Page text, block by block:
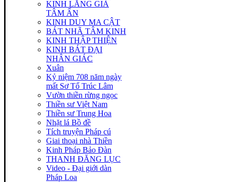
KINH LĂNG GIÀ
TÂM ẤN
KINH DUY MA CẬT
BÁT NHÃ TÂM KINH
KINH THẬP THIỆN
KINH BÁT ĐẠI
NHÂN GIÁC
Xuân
Kỷ niệm 708 năm ngày
mất Sơ Tổ Trúc Lâm
Vườn thiền rừng ngọc
Thiền sư Việt Nam
Thiền sư Trung Hoa
Nhặt lá Bồ đề
Tích truyện Pháp cú
Giai thoại nhà Thiền
Kinh Pháp Bảo Đàn
THANH ĐĂNG LỤC
Video - Đại giới dàn
Pháp Loa